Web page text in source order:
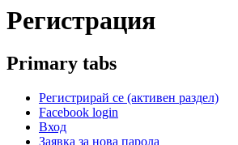
Регистрация
Primary tabs
Регистрирай се (активен раздел)
Facebook login
Вход
Заявка за нова парола